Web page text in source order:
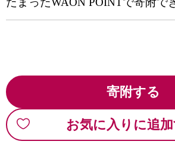
寄附する
お気に入りに追